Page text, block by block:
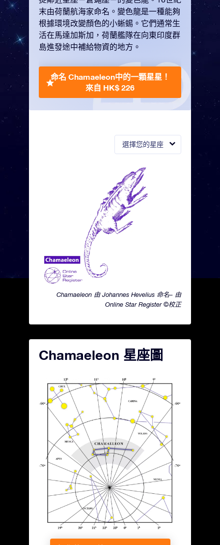
選擇您的星座
Chamaeleon 由 Johannes Hevelius 命名– 由
Online Star Register ©校正
末由荷蘭航海家命名。變色龍是一種能夠
根據環境改變顏色的小蜥蜴。它們通常生
活在馬達加斯加，荷蘭艦隊在向東印度群
島進發途中補給物資的地方。
命名 Chamaeleon中的一顆星星！
來自 HK$ 226
Chamaeleon 星座圖